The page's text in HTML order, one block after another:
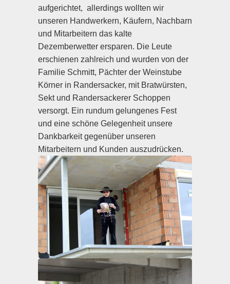
aufgerichtet, allerdings wollten wir
unseren Handwerkern, Käufern, Nachbarn
und Mitarbeitern das kalte
Dezemberwetter ersparen. Die Leute
erschienen zahlreich und wurden von der
Familie Schmitt, Pächter der Weinstube
Körner in Randersacker, mit Bratwürsten,
Sekt und Randersackerer Schoppen
versorgt. Ein rundum gelungenes Fest
und eine schöne Gelegenheit unsere
Dankbarkeit gegenüber unseren
Mitarbeitern und Kunden auszudrücken.